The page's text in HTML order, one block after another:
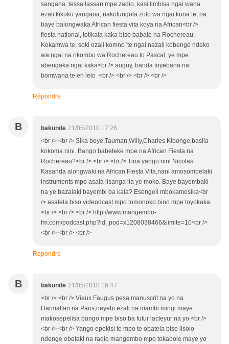
sangana, lessa lassan mpe zadio, kasi limbisa ngai wana
ezali kikuku yangana, nakofungola zolo wa ngai kuna te, na
baye balongwaka African fiesta vita koya na African<br />
fiesta national, totikala kaka biso babale na Rochereau.
Kokamwa te, soki ozali komno 'te ngai nazali kobenge ndeko
wa ngai na nkombo wa Rochereau to Pascal, ye mpe
abengaka ngai kaka<br /> auguy, banda toyebana na
bomwana te eh lelo <br /> <br /> <br /> <br />
Répondre
B bakunde 21/05/2010 17:26
<br /> <br /> Sika boye,Tauman,Willy,Charles Kibonge,basila
kokoma nini. Bango babeteke mpe na African Fiesta na
Rochereau?<br /> <br /> <br /> Tina yango nini Nicolas
Kasanda alongwaki na African Fiesta Vita,nani amosombelaki
instruments mpo asala lisanga lia ye moko. Baye bayembaki
na ye bazalaki bayembi ba kala? Esengeli mbokamosika<br
/> asalela biso videodcast mpo tomonoko bino mpe toyokaka.
<br /> <br /> <br /> http://www.mangembo-
fm.com/podcast.php?id_pod=x1208038466&limite=10<br />
<br /> <br /> <br />
Répondre
B bakunde 21/05/2010 16:47
<br /> <br /> Vieux Faugus pesa manuscrit na yo na
Harmattan na Paris,nayebi ezali na mambi mingi maye
makosepelisa bango mpe biso ba futur lacteyur na yo.<br />
<br /> <br /> Yango epekisi te mpo te obatela biso lisolo
ndenge obetaki na radio mangembo mpo tokabole maye yo